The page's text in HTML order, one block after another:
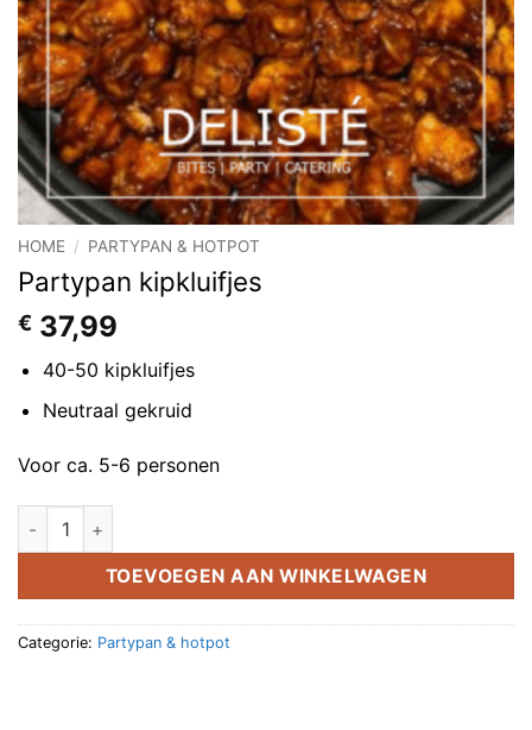
HOME / PARTYPAN & HOTPOT
Partypan kipkluifjes
€ 37,99
40-50 kipkluifjes
Neutraal gekruid
Voor ca. 5-6 personen
Partypan kipkluifjes aantal
TOEVOEGEN AAN WINKELWAGEN
Categorie: Partypan & hotpot